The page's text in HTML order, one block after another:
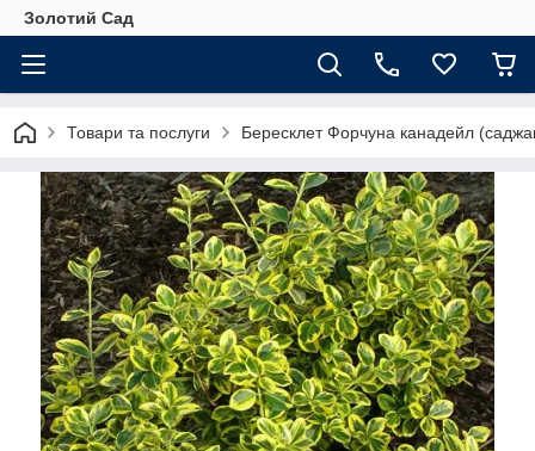
Золотий Сад
Товари та послуги Бересклет Форчуна канадейл